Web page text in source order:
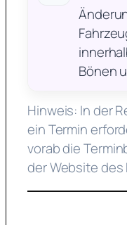
Bönen
Hinweis: In der
ein Termin
vorab die
der Website des